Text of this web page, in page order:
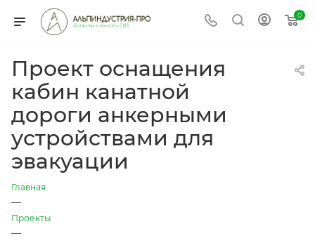
0
Проект оснащения
кабин канатной
дороги анкерными
устройствами для
эвакуации
Главная
—
Проекты
—